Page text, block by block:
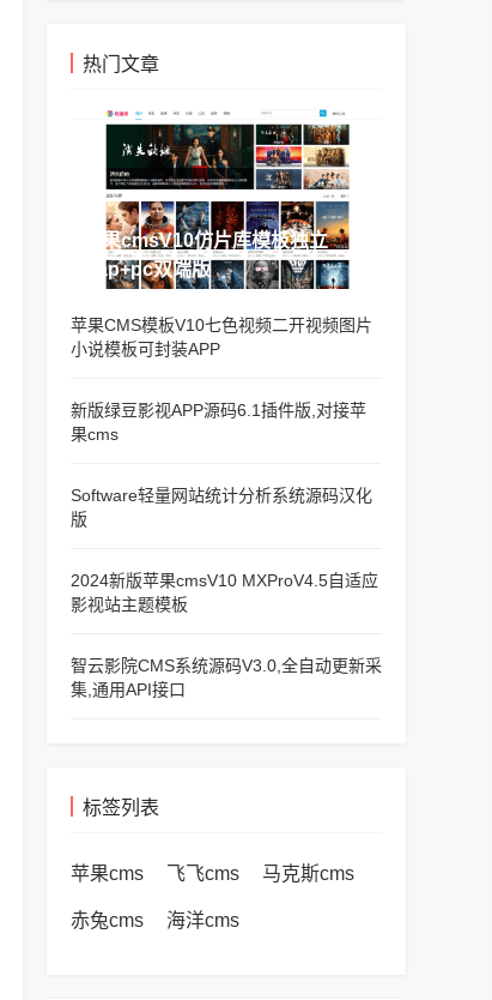
热门文章
苹果cmsV10仿片库模板独立
wap+pc双端版
苹果CMS模板V10七色视频二开视频图片
小说模板可封装APP
新版绿豆影视APP源码6.1插件版,对接苹
果cms
Software轻量网站统计分析系统源码汉化
版
2024新版苹果cmsV10 MXProV4.5自适应
影视站主题模板
智云影院CMS系统源码V3.0,全自动更新采
集,通用API接口
标签列表
苹果cms 飞飞cms 马克斯cms
赤兔cms 海洋cms